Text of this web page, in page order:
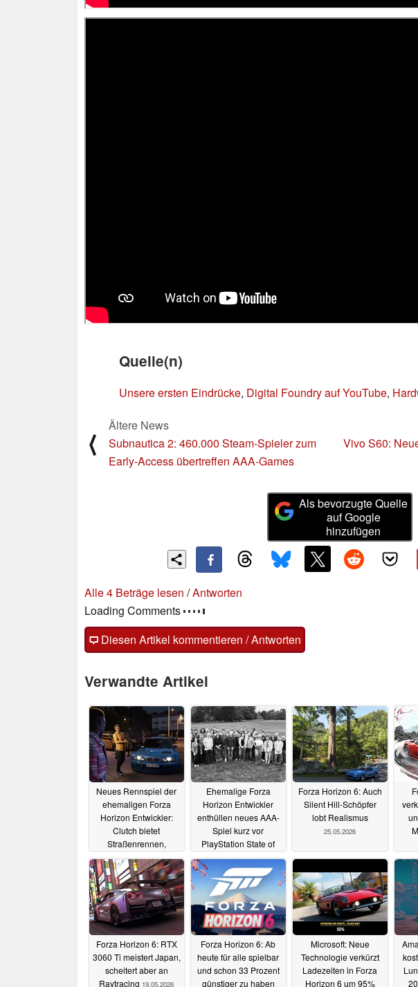
Quelle(n)
Unsere ersten Eindrücke, Digital Foundry auf YouTube,
⟨
Ältere News
Subnautica 2: 460.000 Steam-Spieler zum
Early-Access übertreffen AAA-Games
Vivo S60:
Als bevorzugte Quelle
auf Google
hinzufügen
Alle 4 Beträge lesen /Antworten
Loading Comments
Diesen Artikel kommentieren / Antworten
Verwandte Artikel
Neues Rennspiel der
ehemaligen Forza
Horizon Entwickler:
Clutch bietet
Straßenrennen,
Rennstrecken und
Tuning02.06.2026
Ehemalige Forza
Horizon Entwickler
enthüllen neues AAA-
Spiel kurz vor
PlayStation State of
Play27.05.2026
Forza Horizon 6: Auch
Silent Hill-Schöpfer
lobt Realismus
25.05.2026
Forza Horizon 6: RTX
3060 Ti meistert Japan,
scheitert aber an
Raytracing 19.05.2026
Forza Horizon 6: Ab
heute für alle spielbar
und schon 33 Prozent
günstiger zu haben
Microsoft: Neue
Technologie verkürzt
Ladezeiten in Forza
Horizon 6 um 95%